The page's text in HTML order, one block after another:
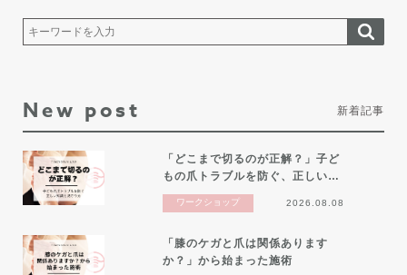
New post 新着記事
「どこまで切るのが正解？」子ど
もの爪トラブルを防ぐ、正しい…
ワークショップ 2026.08.08
「膝のケガと爪は関係あります
か？」から始まった施術